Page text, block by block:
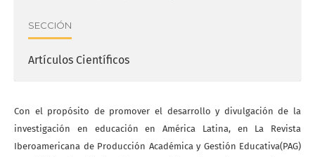
SECCIÓN
Artículos Científicos
Con el propósito de promover el desarrollo y divulgación de la
investigación en educación en América Latina, en La Revista
Iberoamericana de Producción Académica y Gestión Educativa(PAG)